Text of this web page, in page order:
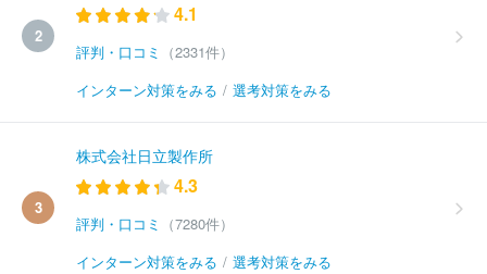
2
4.1
評判・口コミ
（2331件）
インターン対策をみる / 選考対策をみる
3
株式会社日立製作所
4.3
評判・口コミ
（7280件）
インターン対策をみる / 選考対策をみる